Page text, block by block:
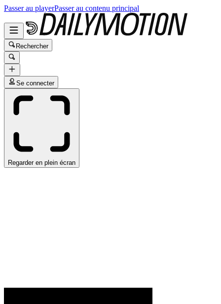
Passer au playerPasser au contenu principal
Rechercher
Se connecter
Regarder en plein écran